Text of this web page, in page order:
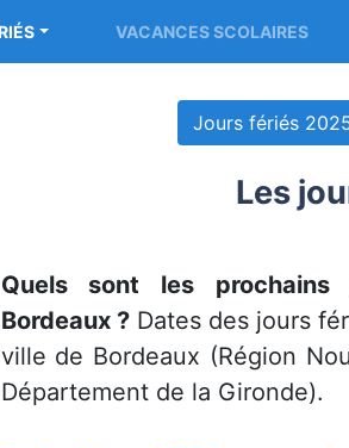
VACANCES SCOLAIRES
Jours fériés
Les
Quels sont les
Bordeaux ?Dates des jours
ville de Bordeaux (Région
Département de la Gironde).